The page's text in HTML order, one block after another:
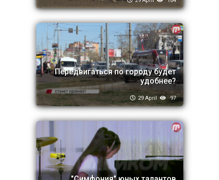
Передвигаться по городу будет
удобнее?
29 April 97